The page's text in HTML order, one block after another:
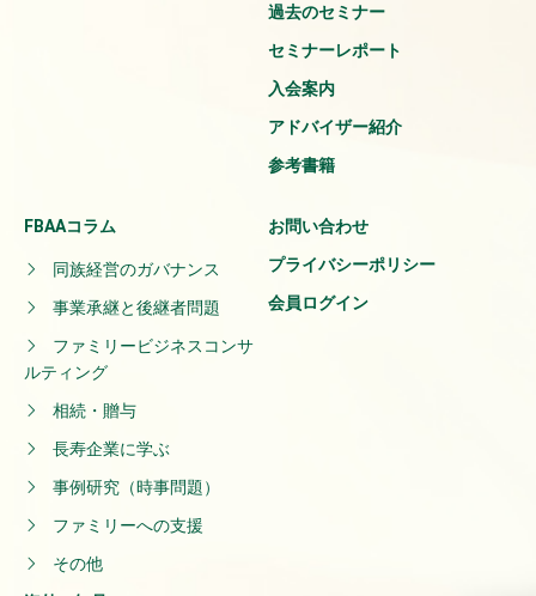
過去のセミナー
セミナーレポート
入会案内
アドバイザー紹介
参考書籍
FBAAコラム
同族経営のガバナンス
事業承継と後継者問題
ファミリービジネスコンサ
ルティング
相続・贈与
長寿企業に学ぶ
事例研究（時事問題）
ファミリーへの支援
その他
お問い合わせ
プライバシーポリシー
会員ログイン